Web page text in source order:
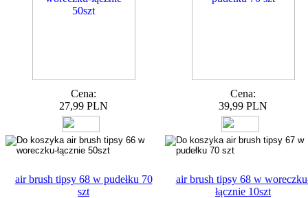
Cena:
27,99 PLN
Cena:
39,99 PLN
air brush tipsy 68 w pudełku 70
szt
air brush tipsy 68 w
łącznie 10szt